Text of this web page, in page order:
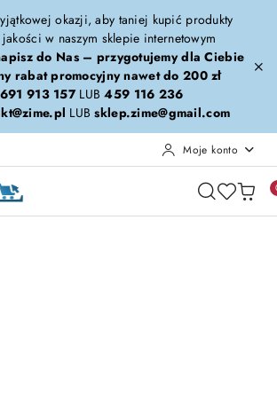
głównej
konto
głównego
produktu
okazji, aby taniej kupić produkty
w naszym sklepie internetowym
do Nas – przygotujemy dla Ciebie
rabat promocyjny nawet do 200 zł
691 913 157LUB459 116 236
LUBsklep.zime@gmail.com
Moje konto